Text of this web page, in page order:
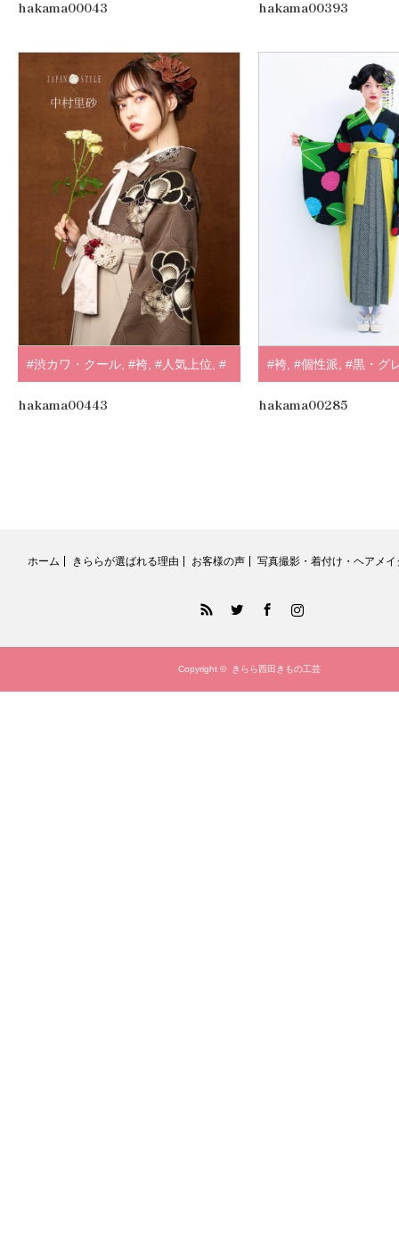
hakama00043 #袴,#個性派,#ブラウ
hakama00393
#渋カワ・クール #袴 #人気上位 #
正統派 ,#ブラウン・ベージュ
hakama00443
#袴 #個性派 #黒・グ
hakama00285
ホーム きららが選ばれる理由 お客様の声 写真撮影・着付け・ヘアメイ
FacebookInstagram
Copyright © きらら西田きもの工芸